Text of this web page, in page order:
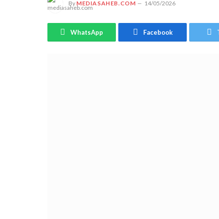
By MEDIASAHEB.COM 14/05/2026
WhatsApp Facebook